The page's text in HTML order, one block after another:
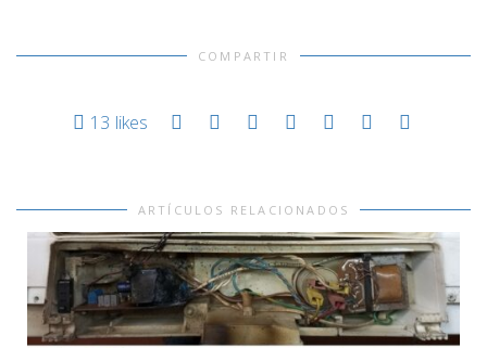
COMPARTIR
13 likes
ARTÍCULOS RELACIONADOS